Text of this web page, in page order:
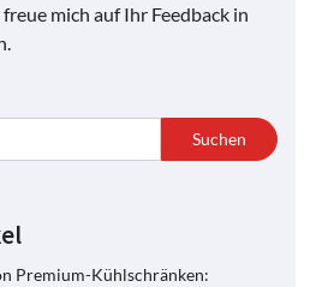
mich auf Ihr Feedback in
Suchen
Premium-Kühlschränken: